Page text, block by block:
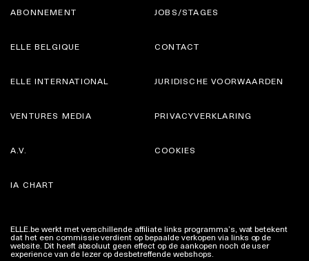
ABONNEMENT
ELLE BELGIQUE
JOBS/STAGES
CONTACT
ELLE INTERNATIONAL
VENTURES MEDIA
JURIDISCHE VOORWAARDEN
PRIVACYVERKLARING
A.V.
IA CHART
COOKIES
ELLE.be werkt met verschillende affiliate links programma’s, wat betekent
dat het een commissie verdient op bepaalde verkopen via links op de
website. Dit heeft absoluut geen effect op de aankopen noch de user
experience van de lezer op desbetreffende webshops.